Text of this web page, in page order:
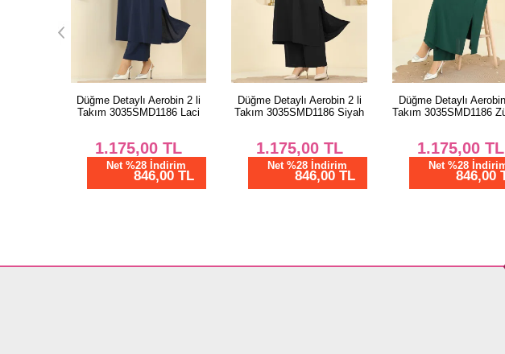
Düğme Detaylı Aerobin 2 li
Takım 3035SMD1186 Siyah
1.175,00TL
Net %28 İndirim
846,00 TL
Düğme Detaylı Aerobin 2 li
Takım 3035SMD1186 Zümrüt
1.175,00TL
Net %28 İndirim
846,00 TL
Önden Düğmeli 2 li
3031SMD1186 Acı
1.182,50TL
Net %28
851,40